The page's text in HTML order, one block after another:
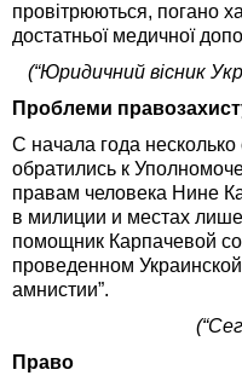
провітрюються, погано
достатньої медичної
(“Юридичний вісник
Проблеми
С начала года
обратились к
правам человека Нине
в милиции и местах
помощник Карпачевой
проведенном
амнистии”.
Право